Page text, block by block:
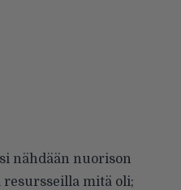
nähdään nuorison
mitä oli;